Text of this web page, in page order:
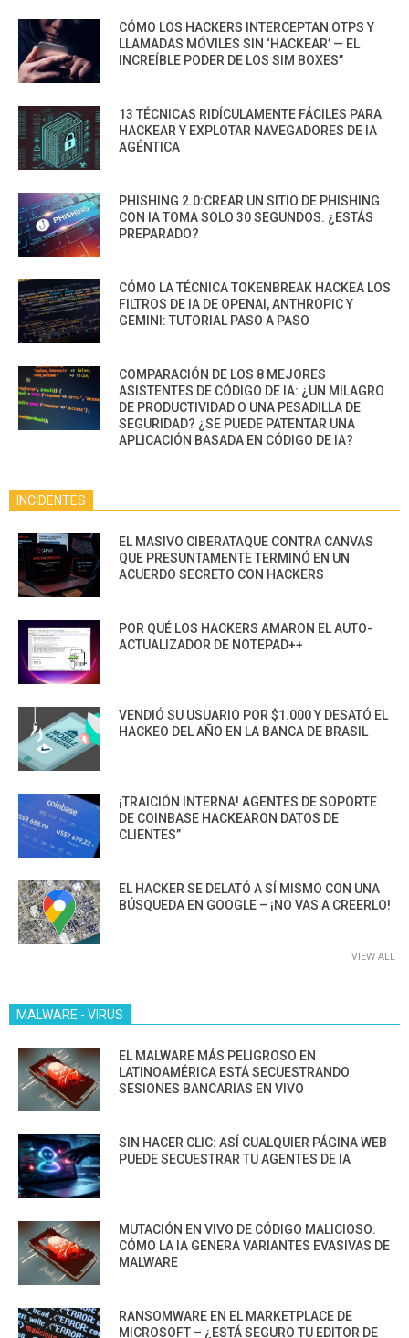
CÓMO LOS HACKERS INTERCEPTAN OTPS Y
LLAMADAS MÓVILES SIN ‘HACKEAR’ — EL
INCREÍBLE PODER DE LOS SIM BOXES”
13 TÉCNICAS RIDÍCULAMENTE FÁCILES PARA
HACKEAR Y EXPLOTAR NAVEGADORES DE IA
AGÉNTICA
PHISHING 2.0:CREAR UN SITIO DE PHISHING
CON IA TOMA SOLO 30 SEGUNDOS. ¿ESTÁS
PREPARADO?
CÓMO LA TÉCNICA TOKENBREAK HACKEA LOS
FILTROS DE IA DE OPENAI, ANTHROPIC Y
GEMINI: TUTORIAL PASO A PASO
COMPARACIÓN DE LOS 8 MEJORES
ASISTENTES DE CÓDIGO DE IA: ¿UN MILAGRO
DE PRODUCTIVIDAD O UNA PESADILLA DE
SEGURIDAD? ¿SE PUEDE PATENTAR UNA
APLICACIÓN BASADA EN CÓDIGO DE IA?
INCIDENTES
EL MASIVO CIBERATAQUE CONTRA CANVAS
QUE PRESUNTAMENTE TERMINÓ EN UN
ACUERDO SECRETO CON HACKERS
POR QUÉ LOS HACKERS AMARON EL AUTO-
ACTUALIZADOR DE NOTEPAD++
VENDIÓ SU USUARIO POR $1.000 Y DESATÓ EL
HACKEO DEL AÑO EN LA BANCA DE BRASIL
¡TRAICIÓN INTERNA! AGENTES DE SOPORTE
DE COINBASE HACKEARON DATOS DE
CLIENTES”
EL HACKER SE DELATÓ A SÍ MISMO CON UNA
BÚSQUEDA EN GOOGLE – ¡NO VAS A CREERLO!
VIEW ALL
MALWARE - VIRUS
EL MALWARE MÁS PELIGROSO EN
LATINOAMÉRICA ESTÁ SECUESTRANDO
SESIONES BANCARIAS EN VIVO
SIN HACER CLIC: ASÍ CUALQUIER PÁGINA WEB
PUEDE SECUESTRAR TU AGENTES DE IA
MUTACIÓN EN VIVO DE CÓDIGO MALICIOSO:
CÓMO LA IA GENERA VARIANTES EVASIVAS DE
MALWARE
RANSOMWARE EN EL MARKETPLACE DE
MICROSOFT – ¿ESTÁ SEGURO TU EDITOR DE